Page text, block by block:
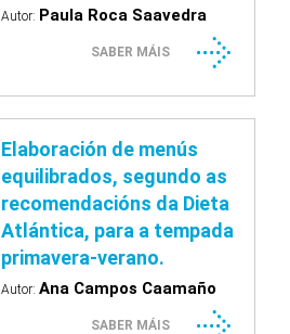
Autor: Paula Roca Saavedra
SABER MÁIS
Elaboración de menús
equilibrados, segundo as
recomendacións da Dieta
Atlántica, para a tempada
primavera-verano.
Autor: Ana Campos Caamaño
SABER MÁIS